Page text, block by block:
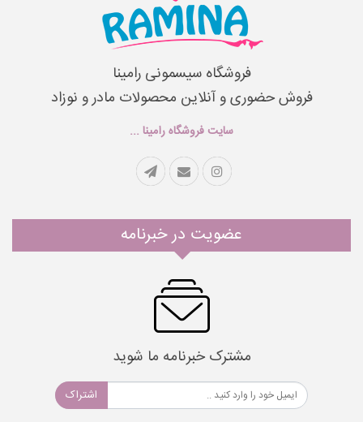
فروشگاه سیسمونی رامینا
فروش حضوری و آنلاین محصولات مادر و نوزاد
سایت فروشگاه رامینا ...
عضویت در خبرنامه
مشترک خبرنامه ما شوید
اشتراک